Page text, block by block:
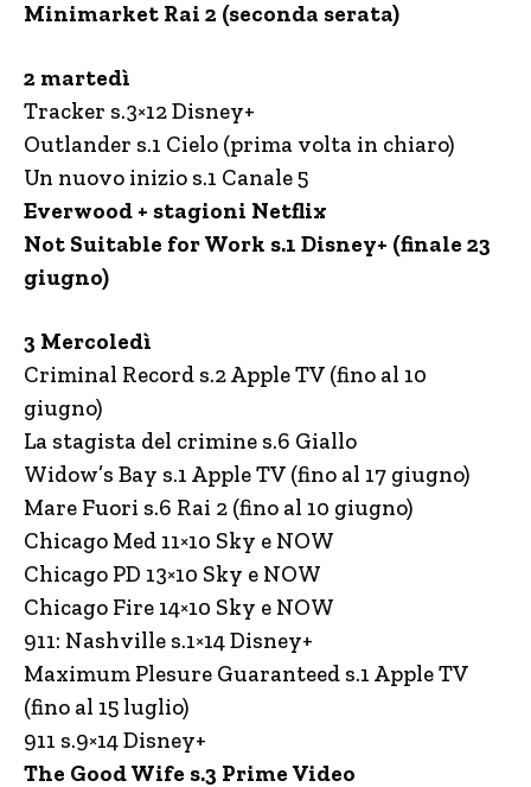
Minimarket Rai 2 (seconda serata)
2 martedì
Tracker s.3×12 Disney+
Outlander s.1 Cielo (prima volta in chiaro)
Un nuovo inizio s.1 Canale 5
Everwood + stagioni Netflix
Not Suitable for Work s.1 Disney+ (finale 23
giugno)
3 Mercoledì
Criminal Record s.2 Apple TV (fino al 10
giugno)
La stagista del crimine s.6 Giallo
Widow’s Bay s.1 Apple TV (fino al 17 giugno)
Mare Fuori s.6 Rai 2 (fino al 10 giugno)
Chicago Med 11×10 Sky e NOW
Chicago PD 13×10 Sky e NOW
Chicago Fire 14×10 Sky e NOW
911: Nashville s.1×14 Disney+
Maximum Plesure Guaranteed s.1 Apple TV
(fino al 15 luglio)
911 s.9×14 Disney+
The Good Wife s.3 Prime Video